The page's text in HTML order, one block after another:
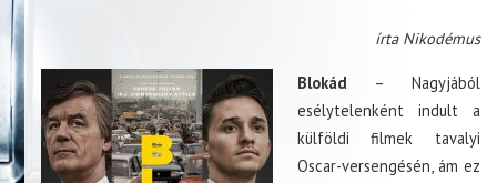
írta Nikodémus
Blokád – Nagyjából
esélytelenként indult a
külföldi filmek tavalyi
Oscar-versengésén, ám ez